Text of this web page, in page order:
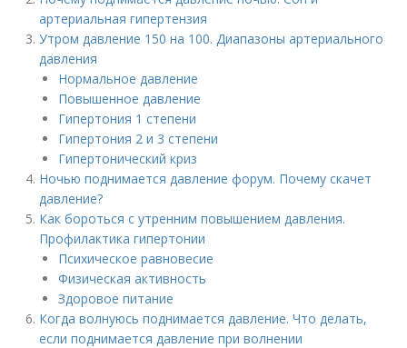
артериальная гипертензия
Утром давление 150 на 100. Диапазоны артериального
давления
Нормальное давление
Повышенное давление
Гипертония 1 степени
Гипертония 2 и 3 степени
Гипертонический криз
Ночью поднимается давление форум. Почему скачет
давление?
Как бороться с утренним повышением давления.
Профилактика гипертонии
Психическое равновесие
Физическая активность
Здоровое питание
Когда волнуюсь поднимается давление. Что делать,
если поднимается давление при волнении